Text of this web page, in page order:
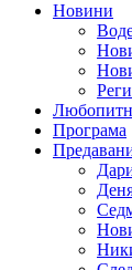
Новини
Програма